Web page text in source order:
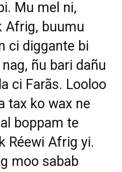
Mu mel ni,
Afrig, buumu
ci diggante bi
ñu bari dañu
ci Farãs. Looloo
tax ko wax ne
boppam te
Réewi Afrig yi.
moo sabab